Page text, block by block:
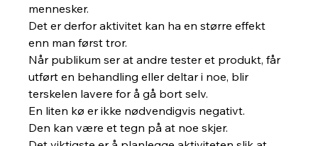
mennesker.
Det er derfor aktivitet kan ha en større effekt
enn man først tror.
Når publikum ser at andre tester et produkt, får
utført en behandling eller deltar i noe, blir
terskelen lavere for å gå bort selv.
En liten kø er ikke nødvendigvis negativt.
Den kan være et tegn på at noe skjer.